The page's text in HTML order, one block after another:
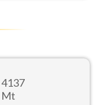
4137
Mt